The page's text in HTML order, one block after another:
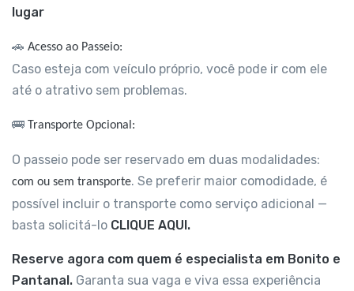
lugar
🚗 Acesso ao Passeio:
Caso esteja com veículo próprio, você pode ir com ele
até o atrativo sem problemas.
🚌 Transporte Opcional:
O passeio pode ser reservado em duas modalidades:
com ou sem transporte. Se preferir maior comodidade, é
possível incluir o transporte como serviço adicional —
basta solicitá-lo CLIQUE AQUI.
Reserve agora com quem é especialista em Bonito e
Pantanal. Garanta sua vaga e viva essa experiência